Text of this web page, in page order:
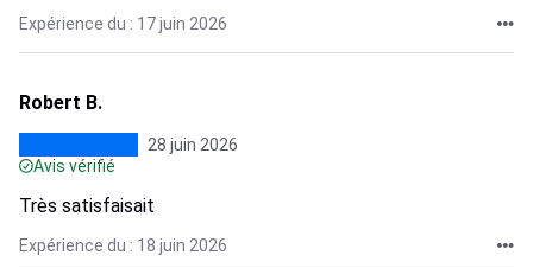
Expérience du : 17 juin 2026
Robert B.
28 juin 2026
Avis vérifié
Très satisfaisait
Expérience du : 18 juin 2026